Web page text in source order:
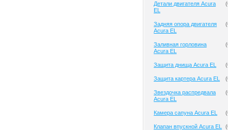
Детали двигателя Acura
EL
(
Задняя опора двигателя
Acura EL
(
Заливная горловина
Acura EL
(
Защита днища Acura EL (
Защита картера Acura EL (
Звездочка распредвала
Acura EL
(
Камера сапуна Acura EL (
Клапан впускной Acura EL (